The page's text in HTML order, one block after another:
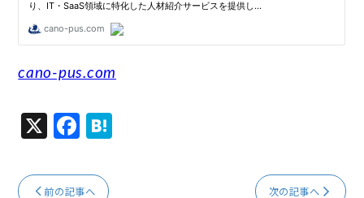
cano-pus.com
X F
a
c
前の記事へ 次の記事へ